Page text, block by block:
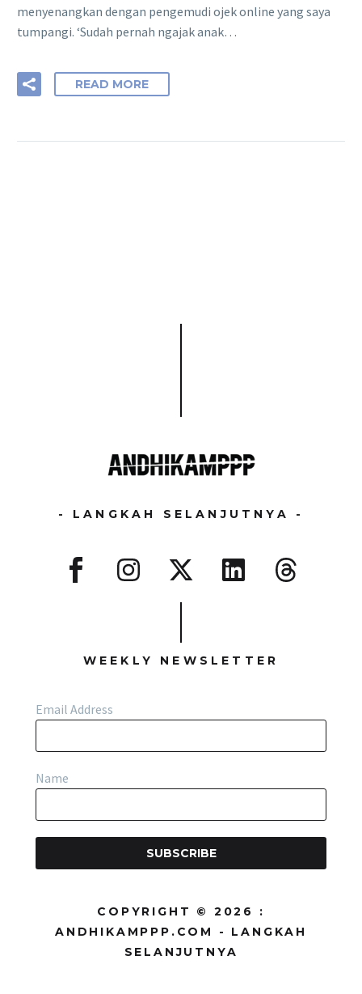
menyenangkan dengan pengemudi ojek online yang saya
tumpangi. ‘Sudah pernah ngajak anak…
READ MORE
- LANGKAH SELANJUTNYA -
WEEKLY NEWSLETTER
Email Address
Name
SUBSCRIBE
COPYRIGHT © 2026 :
ANDHIKAMPPP.COM - LANGKAH
SELANJUTNYA